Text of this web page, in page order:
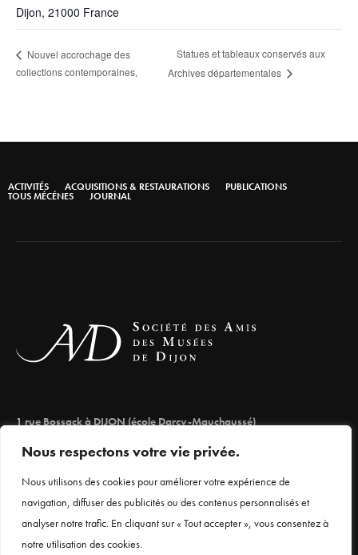
Nous respectons votre vie privée.
Nous utilisons des cookies pour améliorer votre expérience de
navigation, diffuser des publicités ou des contenus personnalisés et
analyser notre trafic. En cliquant sur « Tout accepter », vous consentez à
notre utilisation des cookies.
Dijon, 21000 France
Nouvel accrochage des
collections contemporaines,
Statues et tableaux conservés aux
Archives départementales
ACTIVITÉS ACQUISITIONS & RESTAURATIONS PUBLICATIONS
TOUS MÉCÉNES JOURNAL
1 rue Bossack à DIJON (école Darcy-Mauchaussé)
03 80 66 71 98
Mentions légales